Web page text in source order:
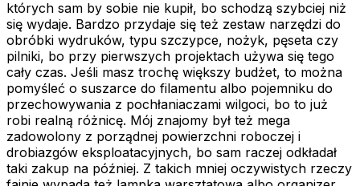
których sam by sobie nie kupił, bo schodzą szybciej niż
się wydaje. Bardzo przydaje się też zestaw narzędzi do
obróbki wydruków, typu szczypce, nożyk, pęseta czy
pilniki, bo przy pierwszych projektach używa się tego
cały czas. Jeśli masz trochę większy budżet, to można
pomyśleć o suszarce do filamentu albo pojemniku do
przechowywania z pochłaniaczami wilgoci, bo to już
robi realną różnicę. Mój znajomy był też mega
zadowolony z porządnej powierzchni roboczej i
drobiazgów eksploatacyjnych, bo sam raczej odkładał
taki zakup na później. Z takich mniej oczywistych rzeczy